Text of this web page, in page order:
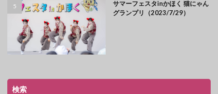
サマーフェスタinかほく 猫にゃん
グランプリ（2023/7/29）
検索